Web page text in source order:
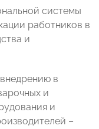
системы
работников в
и
в
и
и
–